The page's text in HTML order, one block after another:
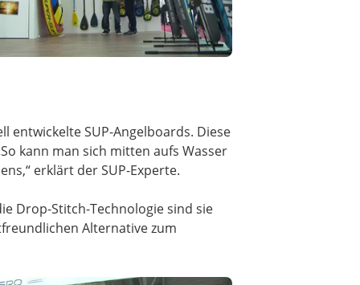
entwickelte SUP-Angelboards. Diese
kann man sich mitten aufs Wasser
erklärt der SUP-Experte.
Drop-Stitch-Technologie sind sie
Alternative zum